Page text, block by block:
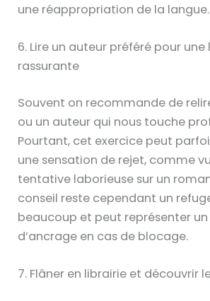
une réappropriation de la langue.
6. Lire un auteur préféré pour
rassurante
Souvent on recommande de
ou un auteur qui nous touche
Pourtant, cet exercice peut
une sensation de rejet, comme
tentative laborieuse sur un
conseil reste cependant un
beaucoup et peut représenter
d’ancrage en cas de blocage.
7. Flâner en librairie et découvrir